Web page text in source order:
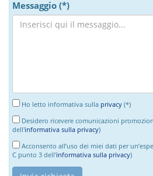
Messaggio (*)
Ho letto informativa sulla privacy (*)
Desidero ricevere comunicazioni
dell'informativa sulla privacy)
Acconsento all’uso dei miei dati per
C punto 3 dell'informativa sulla privacy)